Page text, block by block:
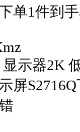
单1件到
显示器2K
屏